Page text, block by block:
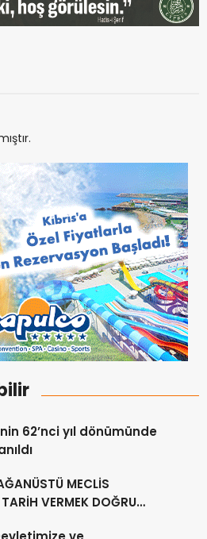
62’nci yıl dönümünde
MECLİS
VERMEK DOĞRU